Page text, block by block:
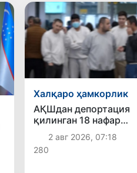
Халқаро ҳамкорлик
АҚШдан депортация
қилинган 18 нафар
Ўзбекистон фуқароси
ватанга қайтарилди
2 авг 2026, 07:18
280